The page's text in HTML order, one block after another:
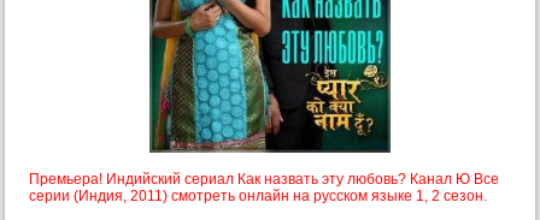
Премьера! Индийский сериал Как назвать эту любовь? Канал Ю Все
серии (Индия, 2011) смотреть онлайн на русском языке 1, 2 сезон.